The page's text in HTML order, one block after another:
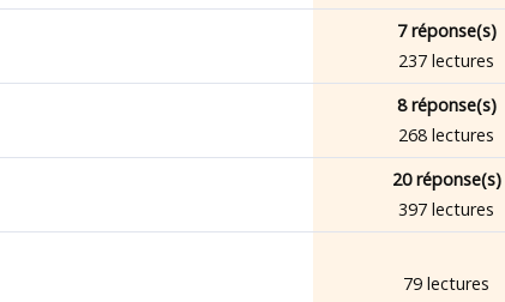
7 réponse(s)
237 lectures
8 réponse(s)
268 lectures
20 réponse(s)
397 lectures
79 lectures